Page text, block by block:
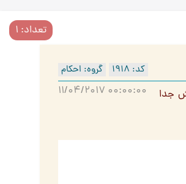
تعداد: 1
گروه: احکام کد: 1918
11/04/2017 00:00:00
جدا